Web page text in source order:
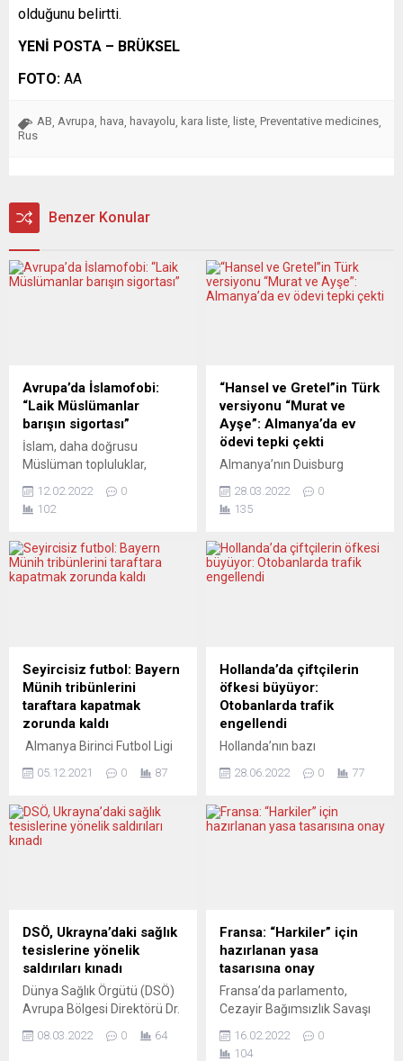
olduğunu belirtti.
YENİ POSTA – BRÜKSEL
FOTO: AA
AB Avrupa hava havayolu kara liste liste Preventative medicines
Rus
Benzer Konular
Avrupa’da İslamofobi:
“Laik Müslümanlar
barışın sigortası”
İslam, daha doğrusu
Müslüman topluluklar,
içinde kendisine yer arıyor?
Acaba dinsel bir kimlikle mi
zorundalar? Yerleşik
(Hıristiyan) Avrupa içinde bir
itibaren özellikle var. AŞIRI
SAĞIN MÜSLÜMAN
KARŞITLIĞI...
12.02.2022
0
102
“Hansel ve Gretel”in Türk
versiyonu “Murat ve
Ayşe”: Almanya’da ev
ödevi tepki çekti
Almanya’nın Duisburg
“Hansel ve Gretel”
masalından esinlenerek
rencide eden ifadelerin yer
aldığı ”Murat ve Ayşe” ödevi
kebap aramasını konu eden
bir metin yer alıyor. Metnin
sonunda öğrencilerden 4
soruya yanıt...
28.03.2022
0
135
Seyircisiz futbol: Bayern
Münih tribünlerini
taraftara kapatmak
zorunda kaldı
Almanya Birinci Futbol Ligi
Bayern Münih’in koronavirüs
çerçevesinde alınan
önlemlerden dolayı yıl
açıklamada, Bavyera eyalet
hükümetinin Covid-19
salgınının yayılmasını
düzeyde alınan önlemleri
sertleştirilmesi yolunda
karar verdiği, buna göre
05.12.2021 0 87
Hollanda’da çiftçilerin
öfkesi büyüyor:
Otobanlarda trafik
engellendi
Hollanda’nın bazı
çiftçiler traktörler ve saman
trafiğe engel oldu. Kamu
yayın kuruluşu NOS’un
Haberde, çiftçilerin A2, A7,
A15, A28, A50 ve A67
otobanları dahil birçok
anayolu bloke ettiği, saman
balyaları ile yolları...
28.06.2022 0 77
DSÖ, Ukrayna’daki sağlık
tesislerine yönelik
saldırıları kınadı
Dünya Sağlık Örgütü (DSÖ)
Avrupa Bölgesi Direktörü Dr.
Ukrayna’da sağlık
08.03.2022 0 64
Fransa: “Harkiler” için
hazırlanan yasa
tasarısına onay
Fransa’da parlamento,
Cezayir Bağımsızlık Savaşı
yer alan Cezayirlilerin
16.02.2022
0
104